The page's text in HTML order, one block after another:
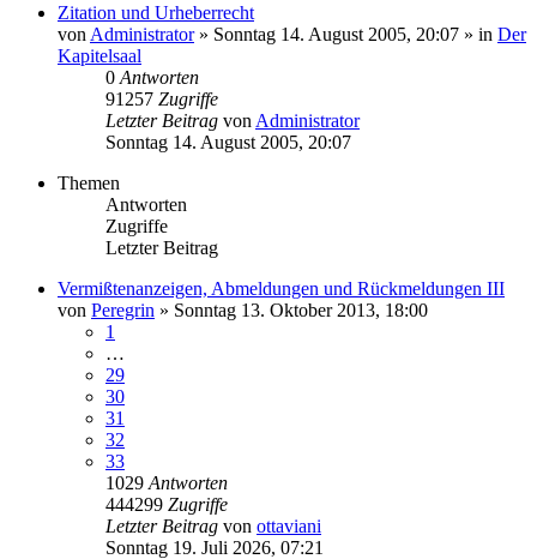
Zitation und Urheberrecht
von Administrator» Sonntag 14. August 2005, 20:07 » in Der
Kapitelsaal
0 Antworten
91257 Zugriffe
Letzter Beitrag von Administrator
Sonntag 14. August 2005, 20:07
Themen
Antworten
Zugriffe
Letzter Beitrag
Vermißtenanzeigen, Abmeldungen und Rückmeldungen III
von Peregrin » Sonntag 13. Oktober 2013, 18:00
1
…
29
30
31
32
33
1029 Antworten
444299 Zugriffe
Letzter Beitrag von ottaviani
Sonntag 19. Juli 2026, 07:21